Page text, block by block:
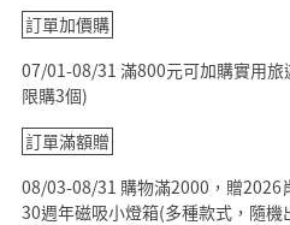
訂單加價購
07/01-08/31 滿800元可加購實用
限購3個)
訂單滿額贈
08/03-08/31 購物滿2000，贈2026
30週年磁吸小燈箱(多種款式，隨機